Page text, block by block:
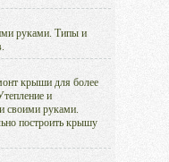
руками. Типы и
крыши для более
и
своими руками.
построить крышу